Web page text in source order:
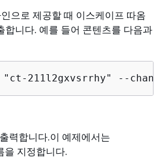
으로 제공할 때 이스케이프 따옴
합니다. 예를 들어 콘텐츠를 다음과
"ct-211l2gxvsrrhy" --
력합니다.이 예제에서는
지정합니다.